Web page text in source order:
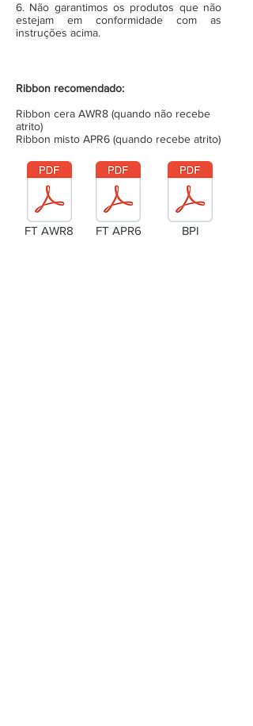
6. Não garantimos os produtos que não
estejam em conformidade com as
instruções acima.
Ribbon recomendado:
Ribbon cera AWR8 (quando não recebe
atrito)
Ribbon misto APR6 (quando recebe atrito)
FT AWR8 FT APR6 BPI